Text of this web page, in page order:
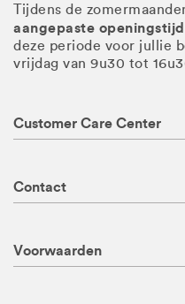
Tijdens de
aangepaste
deze periode voor jullie
vrijdag van 9u30 tot
Customer Care Center
Contact
Voorwaarden